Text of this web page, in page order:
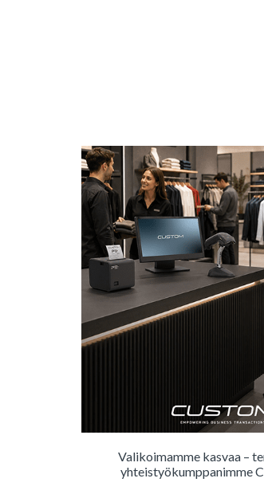
Valikoimamme kasvaa –
yhteistyökumppanimme